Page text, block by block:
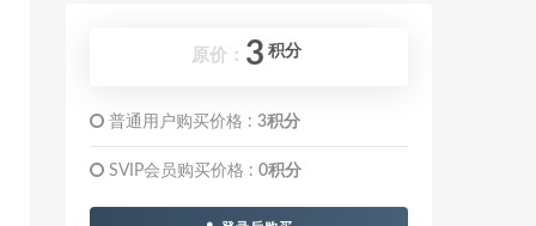
原价： 3 积分
普通用户购买价格 : 3积分
SVIP会员购买价格 : 0积分